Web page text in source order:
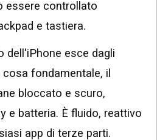
essere controllato
e tastiera.
dell'iPhone esce dagli
fondamentale, il
bloccato e scuro,
e batteria. È fluido, reattivo
app di terze parti.